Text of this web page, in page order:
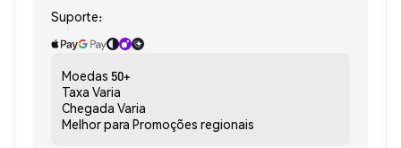
Suporte:
Moedas 50+
Taxa Varia
Chegada Varia
Melhor para Promoções regionais